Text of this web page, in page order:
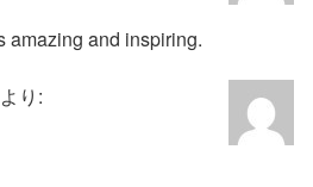
amazing and inspiring.
より: